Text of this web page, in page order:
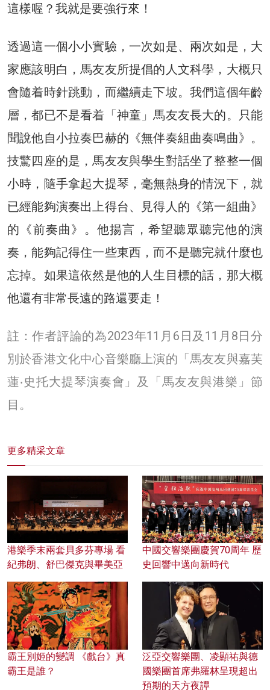
這樣喔？我就是要強行來！
透過這一個小小實驗，一次如是、兩次如是，大
家應該明白，馬友友所提倡的人文科學，大概只
會隨着時針跳動，而繼續走下坡。我們這個年齡
層，都已不是看着「神童」馬友友長大的。只能
聞說他自小拉奏巴赫的《無伴奏組曲奏鳴曲》。
技驚四座的是，馬友友與學生對話坐了整整一個
小時，隨手拿起大提琴，毫無熱身的情況下，就
已經能夠演奏出上得台、見得人的《第一組曲》
的《前奏曲》。他揚言，希望聽眾聽完他的演
奏，能夠記得住一些東西，而不是聽完就什麼也
忘掉。如果這依然是他的人生目標的話，那大概
他還有非常長遠的路還要走！
註：作者評論的為2023年11月6日及11月8日分
別於香港文化中心音樂廳上演的「馬友友與嘉芙
蓮‧史托大提琴演奏會」及「馬友友與港樂」節
目。
更多精采文章
港樂季末兩套貝多芬專場 看
紀弗朗、舒巴傑克與畢美亞
中國交響樂團慶賀70周年 歷
史回響中邁向新時代
霸王別姬的變調 《戲台》真
霸王是誰？
泛亞交響樂團、凌顯祐與德
國樂團首席弗羅林呈現超出
預期的天方夜譚